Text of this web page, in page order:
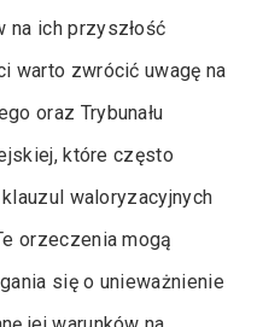
na ich przyszłość
warto zwrócić uwagę na
oraz Trybunału
które często
waloryzacyjnych
orzeczenia mogą
się o unieważnienie